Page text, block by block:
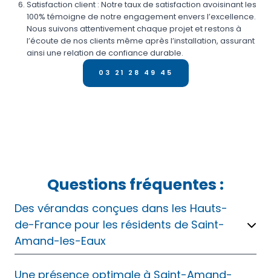
Satisfaction client : Notre taux de satisfaction avoisinant les
100% témoigne de notre engagement envers l’excellence.
Nous suivons attentivement chaque projet et restons à
l’écoute de nos clients même après l’installation, assurant
ainsi une relation de confiance durable.
03 21 28 49 45
Questions fréquentes :
Des vérandas conçues dans les Hauts-
de-France pour les résidents de Saint-
Amand-les-Eaux
Une présence optimale à Saint-Amand-